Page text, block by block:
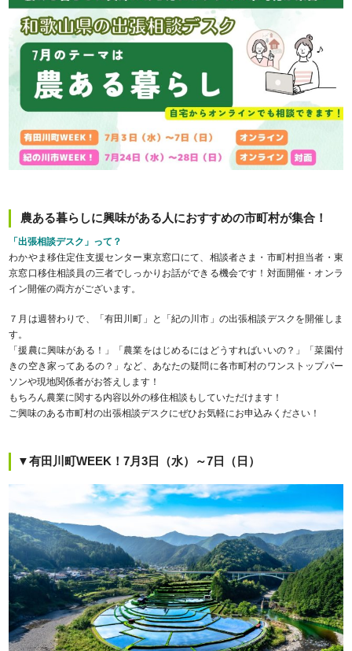
農ある暮らしに興味がある人におすすめの市町村が集合！
「出張相談デスク」って？
わかやま移住定住支援センター東京窓口にて、相談者さま・市町村担当者・東
京窓口移住相談員の三者でしっかりお話ができる機会です！対面開催・オンラ
イン開催の両方がございます。
７月は週替わりで、「有田川町」と「紀の川市」の出張相談デスクを開催しま
す。
「援農に興味がある！」「農業をはじめるにはどうすればいいの？」「菜園付
きの空き家ってあるの？」など、あなたの疑問に各市町村のワンストップパー
ソンや現地関係者がお答えします！
もちろん農業に関する内容以外の移住相談もしていただけます！
ご興味のある市町村の出張相談デスクにぜひお気軽にお申込みください！
▼有田川町WEEK！7月3日（水）～7日（日）